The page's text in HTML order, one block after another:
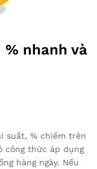
nhanh và
suất, % chiếm trên
công thức áp dụng
hàng ngày. Nếu